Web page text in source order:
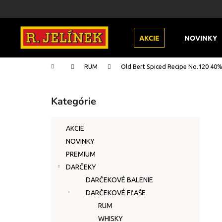
AKCIE NOVINKY
Domov RUM Old Bert Spiced Recipe No.120
Preskočiť
Kategórie
AKCIE
NOVINKY
PREMIUM
DARČEKY
DARČEKOVÉ BALENIE
DARČEKOVÉ FĽAŠE
RUM
WHISKY
o
k
Späť
do
Späť
do